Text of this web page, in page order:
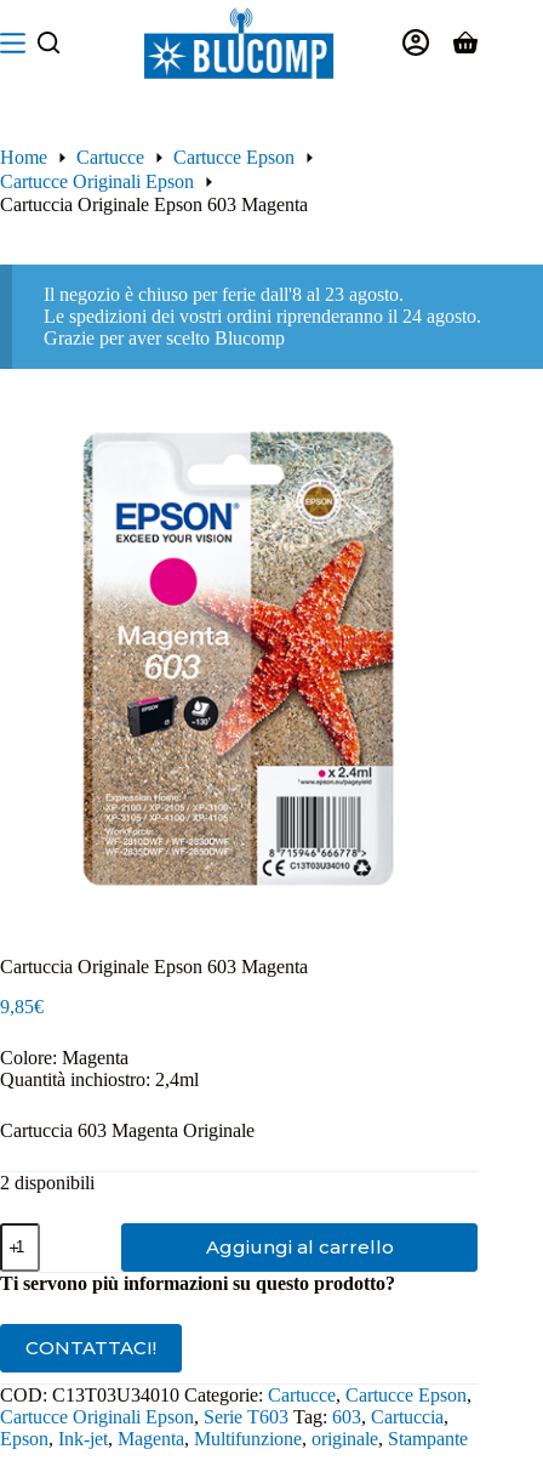
al
contenuto
Carrello
Home Cartucce
Cartucce Epson
Cartucce Originali Epson
Cartuccia Originale Epson 603 Magenta
Il negozio è chiuso per ferie dall'8 al 23 agosto.
Le spedizioni dei vostri ordini riprenderanno il 24 agosto.
Grazie per aver scelto Blucomp
Cartuccia Originale Epson 603 Magenta
9,85€
Colore: Magenta
Quantità inchiostro: 2,4ml
Cartuccia 603 Magenta Originale
2 disponibili
Cartuccia
Originale
Epson
603
Aggiungi al carrello
Ti servono più informazioni su questo prodotto?
CONTATTACI!
COD: C13T03U34010 Categorie: Cartucce, Cartucce Epson,
Cartucce Originali Epson, Serie T603 Tag: 603, Cartuccia,
Epson, Ink-jet, Magenta, Multifunzione, originale, Stampante